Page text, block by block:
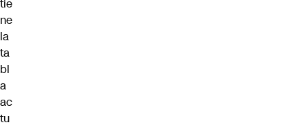
tie
ne
la
ta
bl
a
ac
tu